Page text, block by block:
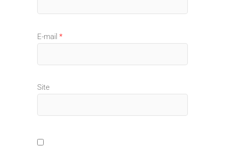
E-mail *
Site